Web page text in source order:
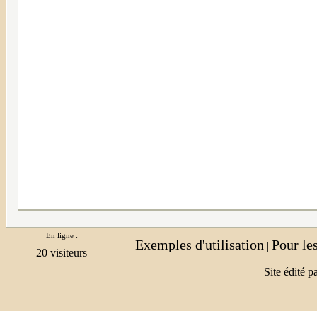
En ligne :
Exemples d'utilisation | Pour
Site édité